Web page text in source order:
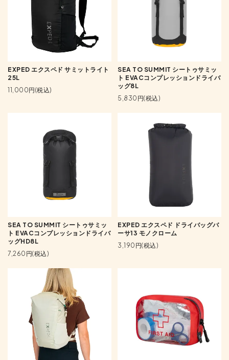
EXPED エクスペド サミットライト
25L
11,000円(税込)
SEA TO SUMMIT シートゥサミッ
ト EVACコンプレッションドライバ
ッグ8L
5,830円(税込)
SEA TO SUMMIT シートゥサミッ
ト EVACコンプレッションドライバ
ッグHD8L
7,260円(税込)
EXPED エクスペド ドライバッグバ
ーサ13 モノクローム
3,190円(税込)